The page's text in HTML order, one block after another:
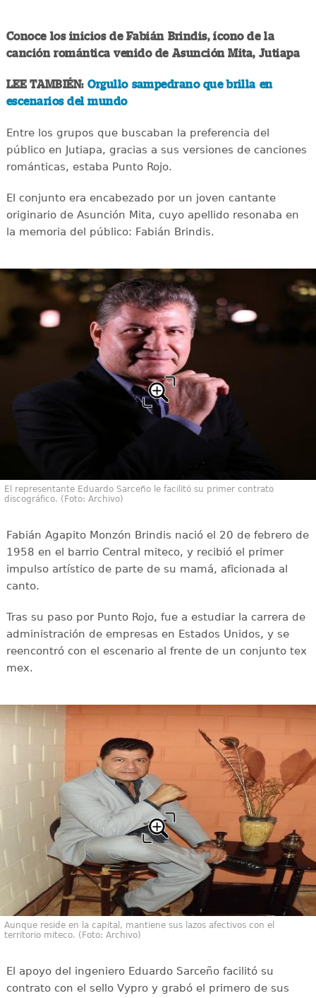
Conoce los inicios de Fabián Brindis, ícono de la
canción romántica venido de Asunción Mita, Jutiapa
LEE TAMBIÉN: Orgullo sampedrano que brilla en
escenarios del mundo
Entre los grupos que buscaban la preferencia del
público en Jutiapa, gracias a sus versiones de canciones
románticas, estaba Punto Rojo.
El conjunto era encabezado por un joven cantante
originario de Asunción Mita, cuyo apellido resonaba en
la memoria del público: Fabián Brindis.
El representante Eduardo Sarceño le facilitó su primer contrato
discográfico. (Foto: Archivo)
Fabián Agapito Monzón Brindis nació el 20 de febrero de
1958 en el barrio Central miteco, y recibió el primer
impulso artístico de parte de su mamá, aficionada al
canto.
Tras su paso por Punto Rojo, fue a estudiar la carrera de
administración de empresas en Estados Unidos, y se
reencontró con el escenario al frente de un conjunto tex
mex.
Aunque reside en la capital, mantiene sus lazos afectivos con el
territorio miteco. (Foto: Archivo)
El apoyo del ingeniero Eduardo Sarceño facilitó su
contrato con el sello Vypro y grabó el primero de sus